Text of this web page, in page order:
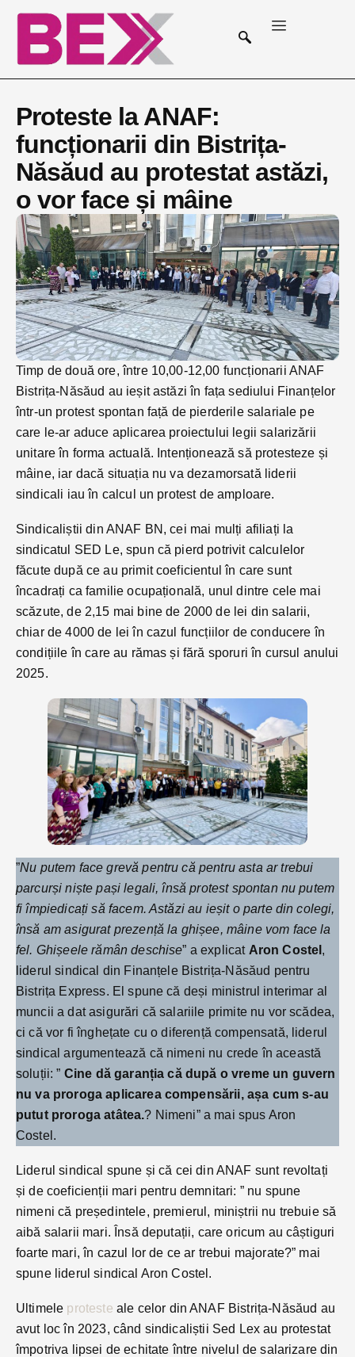
Proteste la ANAF:
funcționarii din Bistrița-
Năsăud au protestat astăzi,
o vor face și mâine
Timp de două ore, între 10,00-12,00 funcționarii ANAF
Bistrița-Năsăud au ieșit astăzi în fața sediului Finanțelor
într-un protest spontan față de pierderile salariale pe
care le-ar aduce aplicarea proiectului legii salarizării
unitare în forma actuală. Intenționează să protesteze și
mâine, iar dacă situația nu va dezamorsată liderii
sindicali iau în calcul un protest de amploare.
Sindicaliștii din ANAF BN, cei mai mulți afiliați la
sindicatul SED Le, spun că pierd potrivit calculelor
făcute după ce au primit coeficientul în care sunt
încadrați ca familie ocupațională, unul dintre cele mai
scăzute, de 2,15 mai bine de 2000 de lei din salarii,
chiar de 4000 de lei în cazul funcțiilor de conducere în
condițiile în care au rămas și fără sporuri în cursul anului
2025.
”Nu putem face grevă pentru că pentru asta ar trebui
parcurși niște pași legali, însă protest spontan nu putem
fi împiedicați să facem. Astăzi au ieșit o parte din colegi,
însă am asigurat prezență la ghișee, mâine vom face la
fel. Ghișeele rămân deschise” a explicat Aron Costel ,
liderul sindical din Finanțele Bistrița-Năsăud pentru
Bistrița Express. El spune că deși ministrul interimar al
muncii a dat asigurări că salariile primite nu vor scădea,
ci că vor fi înghețate cu o diferență compensată, liderul
sindical argumentează că nimeni nu crede în această
soluții: ” Cine dă garanția că după o vreme un guvern
nu va proroga aplicarea compensării, așa cum s-au
putut proroga atâtea.? Nimeni” a mai spus Aron
Costel.
Liderul sindical spune și că cei din ANAF sunt revoltați
și de coeficienții mari pentru demnitari: ” nu spune
nimeni că președintele, premierul, miniștrii nu trebuie să
aibă salarii mari. Însă deputații, care oricum au câștiguri
foarte mari, în cazul lor de ce ar trebui majorate?” mai
spune liderul sindical Aron Costel.
Ultimele proteste ale celor din ANAF Bistrița-Năsăud au
avut loc în 2023, când sindicaliștii Sed Lex au protestat
împotriva lipsei de echitate între nivelul de salarizare din